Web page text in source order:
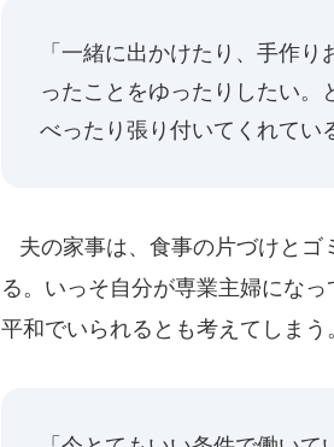
「一緒に出かけたり、手作
ったことをゆったりしたい。
べったり張り付いてくれてい
夫の家事は、食事の片づけとゴ
る。いっそ自分が専業主婦にな
平和でいられるとも考えてしまう